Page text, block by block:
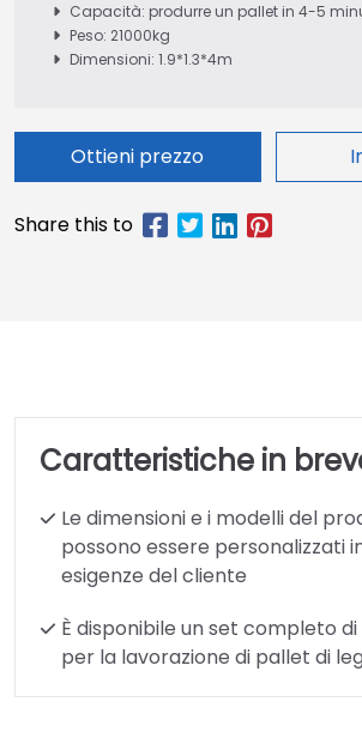
Capacità: produrre un pallet in 4-5
Peso: 21000kg
Dimensioni: 1.9*1.3*4m
Ottieni prezzo
Caratteristiche in
Le dimensioni e i modelli del
possono essere personalizzati
esigenze del cliente
È disponibile un set completo
per la lavorazione di pallet di